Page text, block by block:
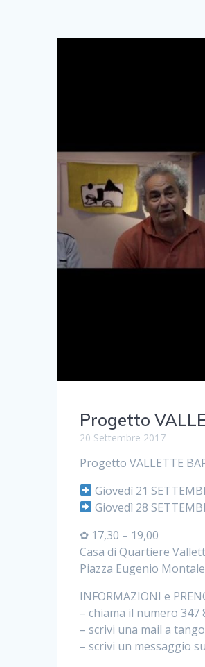
Progetto
20 Settembre 2017
Progetto VALLETTE
Giovedì 21
Giovedì 28
✿ 17,30 – 19,00
Casa di Quartiere
Piazza Eugenio
INFORMAZIONI e
– chiama il numero 347
– scrivi una mail a
– scrivi un messaggio